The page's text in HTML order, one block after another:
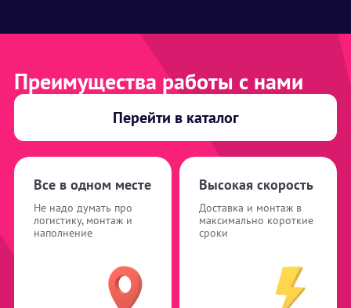
Преимущества работы с нами
Перейти в каталог
Все в одном месте
Не надо думать про
логистику, монтаж и
наполнение
Высокая скорость
Доставка и монтаж в
максимально короткие
сроки